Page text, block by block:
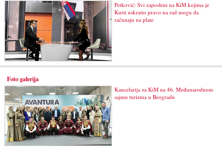
Petković: Svi zaposleni na KiM kojima je
Kurti uskratio pravo na rad mogu da
računaju na plate
Foto galerija
Kancelarija za KiM na 46. Međunarodnom
sajmu turizma u Beogradu